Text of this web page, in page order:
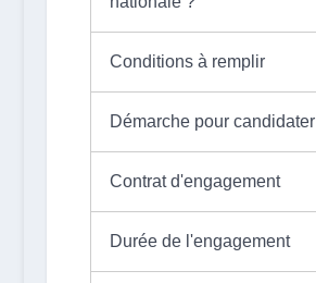
Conditions à remplir
Démarche pour candidater
Contrat d'engagement
Durée de l'engagement